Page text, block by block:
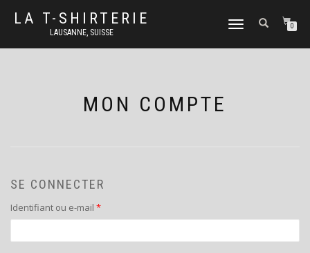
LA T-SHIRTERIE
LAUSANNE, SUISSE
DÉPLIER
NAVIGATION
0
MON COMPTE
SE CONNECTER
Identifiant ou e-mail *Obligatoire